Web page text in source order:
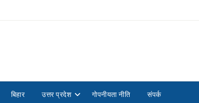
बिहार उत्तर प्रदेश गोपनीयता नीति संपर्क